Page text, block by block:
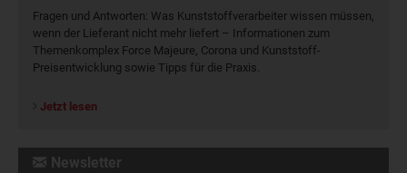
Fragen und Antworten: Was Kunst­stoff­verarbeiter wissen müssen,
wenn der Lieferant nicht mehr liefert – Informationen zum
Themenkomplex Force Majeure, Corona und Kunststoff-
Preisentwicklung sowie Tipps für die Praxis.
Jetzt lesen
Newsletter